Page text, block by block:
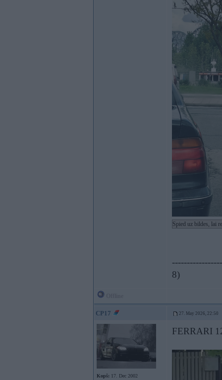
Spied uz bildes, lai
-----------------
8)
CP17 27. May 2026, 22:50
Kopš: 17. Dec 2002
FERRARI